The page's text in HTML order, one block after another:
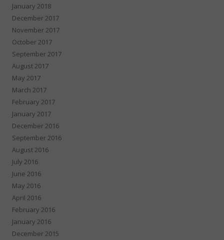
January 2018
December 2017
November 2017
October 2017
September 2017
August 2017
May 2017
March 2017
February 2017
January 2017
December 2016
September 2016
August 2016
July 2016
June 2016
May 2016
April 2016
February 2016
January 2016
December 2015